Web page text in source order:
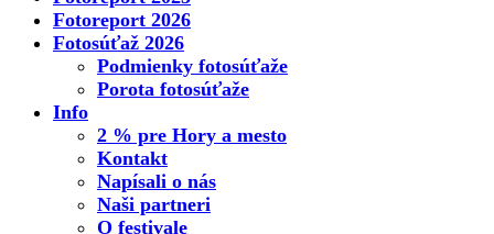
Fotoreport 2026
Fotosúťaž 2026
Podmienky fotosúťaže
Porota fotosúťaže
Info
2 % pre Hory a mesto
Kontakt
Napísali o nás
Naši partneri
O festivale